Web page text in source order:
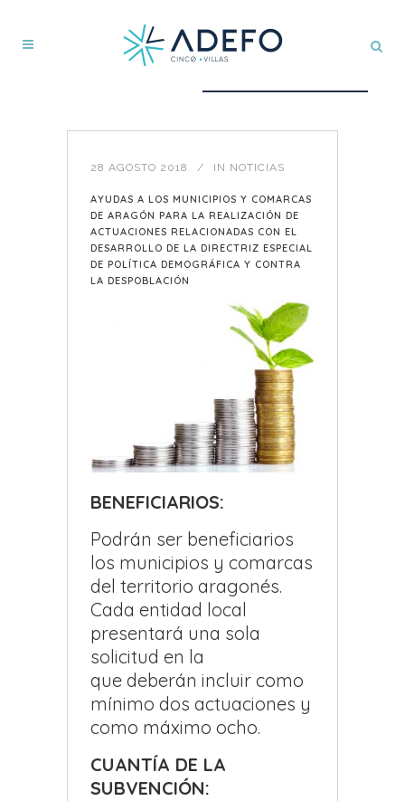
28 AGOSTO 2018 IN NOTICIAS
AYUDAS A LOS MUNICIPIOS Y COMARCAS
DE ARAGÓN PARA LA REALIZACIÓN DE
ACTUACIONES RELACIONADAS CON EL
DESARROLLO DE LA DIRECTRIZ ESPECIAL
DE POLÍTICA DEMOGRÁFICA Y CONTRA
LA DESPOBLACIÓN
BENEFICIARIOS:
Podrán ser beneficiarios
los municipios y comarcas
del territorio aragonés.
Cada entidad local
presentará una sola
solicitud en la
que deberán incluir como
mínimo dos actuaciones y
como máximo ocho.
CUANTÍA DE LA
SUBVENCIÓN: